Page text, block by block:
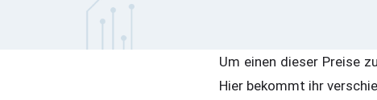
Um einen dieser Preise
Hier bekommt ihr